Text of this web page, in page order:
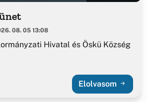
08. 05 13:08
Hivatal és Öskü Község
Elolvasom